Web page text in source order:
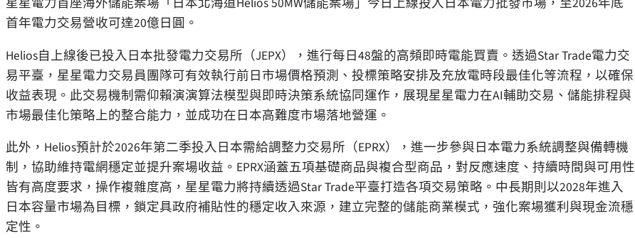
首年電力交易營收可達20億日圓。
Helios自上線後已投入日本批發電力交易所（JEPX），進行每日48盤的高頻即時電能買賣。透過Star Trade電力交
易平臺，星星電力交易員團隊可有效執行前日市場價格預測、投標策略安排及充放電時段最佳化等流程，以確保
收益表現。此交易機制需仰賴演演算法模型與即時決策系統協同運作，展現星星電力在AI輔助交易、儲能排程與
市場最佳化策略上的整合能力，並成功在日本高難度市場落地營運。
此外，Helios預計於2026年第二季投入日本需給調整力交易所（EPRX），進一步參與日本電力系統調整與備轉機
制，協助維持電網穩定並提升案場收益。EPRX涵蓋五項基礎商品與複合型商品，對反應速度、持續時間與可用性
皆有高度要求，操作複雜度高，星星電力將持續透過Star Trade平臺打造各項交易策略。中長期則以2028年進入
日本容量市場為目標，鎖定具政府補貼性的穩定收入來源，建立完整的儲能商業模式，強化案場獲利與現金流穩
定性。